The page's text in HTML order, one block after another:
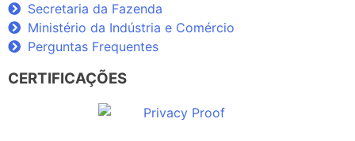
Secretaria da Fazenda
Ministério da Indústria e Comércio
Perguntas Frequentes
CERTIFICAÇÕES